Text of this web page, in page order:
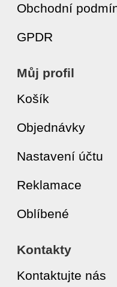
Obchodní
GPDR
Můj profil
Košík
Objednávky
Nastavení účtu
Reklamace
Oblíbené
Kontakty
Kontaktujte nás